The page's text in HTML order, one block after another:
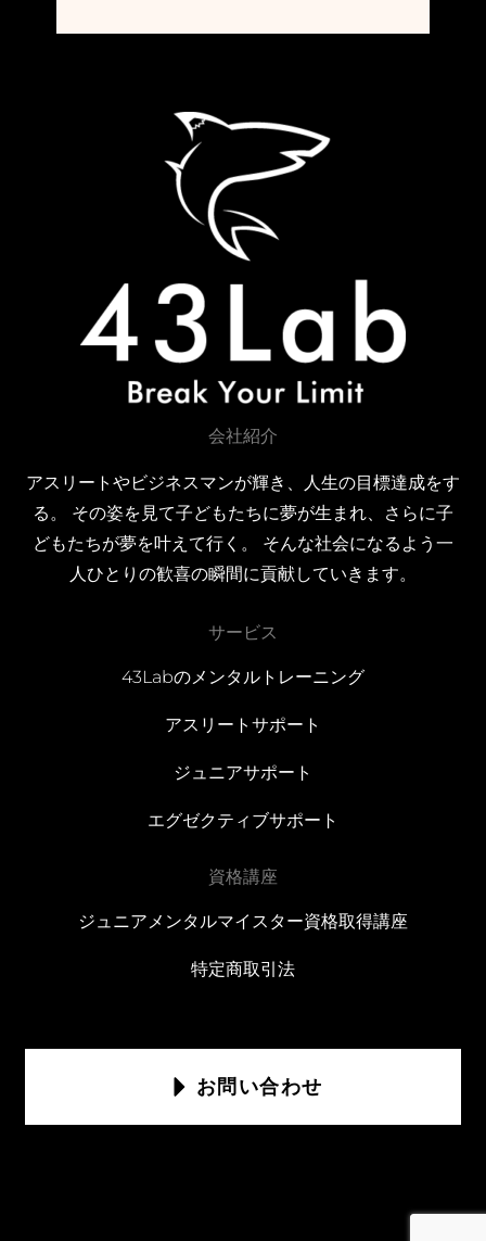
e
o
t
r
t
会社紹介
アスリートやビジネスマンが輝き、人生の目標達成をす
る。 その姿を見て子どもたちに夢が生まれ、さらに子
どもたちが夢を叶えて行く。 そんな社会になるよう一
人ひとりの歓喜の瞬間に貢献していきます。
サービス
43Labのメンタルトレーニング
アスリートサポート
ジュニアサポート
エグゼクティブサポート
資格講座
ジュニアメンタルマイスター資格取得講座
特定商取引法
お問い合わせ